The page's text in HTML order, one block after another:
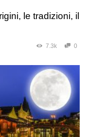
le tradizioni, il
7.3k 0